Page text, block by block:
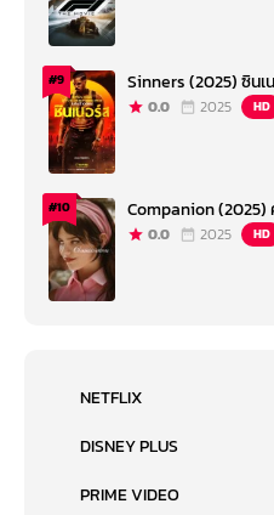
#9 Sinners (2025) ซินเ
0.0 2025 HD
#10 Companion (2025)
0.0 2025 HD
NETFLIX
DISNEY PLUS
PRIME VIDEO